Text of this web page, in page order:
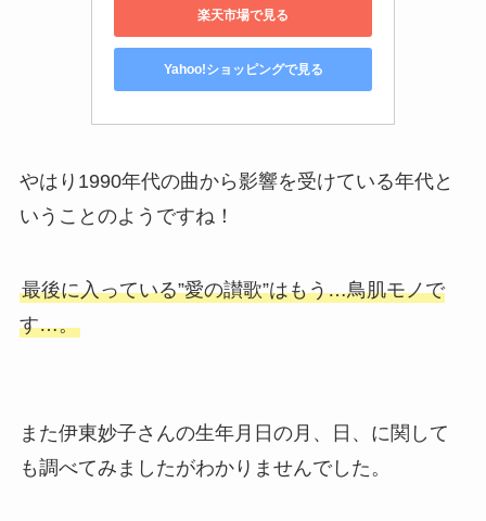
楽天市場で見る
Yahoo!ショッピングで見る
やはり1990年代の曲から影響を受けている年代と
いうことのようですね！
最後に入っている”愛の讃歌”はもう…鳥肌モノで
す…。
また伊東妙子さんの生年月日の月、日、に関して
も調べてみましたがわかりませんでした。